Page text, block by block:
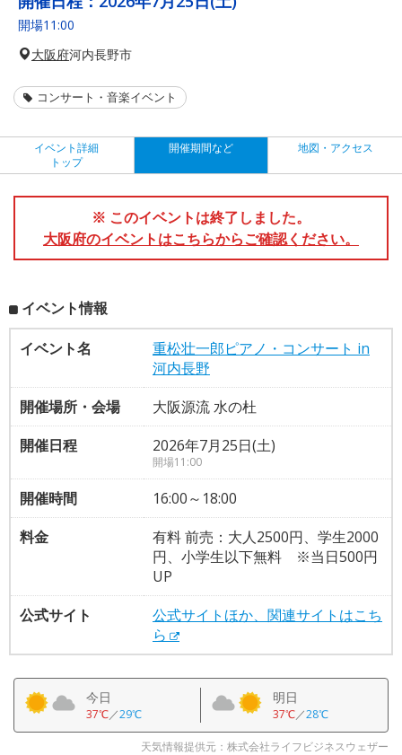
開場11:00
大阪府河内長野市
コンサート・音楽イベント
イベント詳細
トップ
開催期間など 地図・アクセス
※ このイベントは終了しました。
大阪府のイベントはこちらからご確認ください。
イベント情報
イベント名
重松壮一郎ピアノ・コンサート in
河内長野
開催場所・会場
大阪源流 水の杜
開催日程
2026年7月25日(土)
開場11:00
開催時間
16:00～18:00
料金
有料 前売：大人2500円、学生2000
円、小学生以下無料 ※当日500円
UP
公式サイト
公式サイトほか、関連サイトはこち
ら
今日
37℃／29℃
明日
37℃／28℃
天気情報提供元：株式会社ライフビジネスウェザー